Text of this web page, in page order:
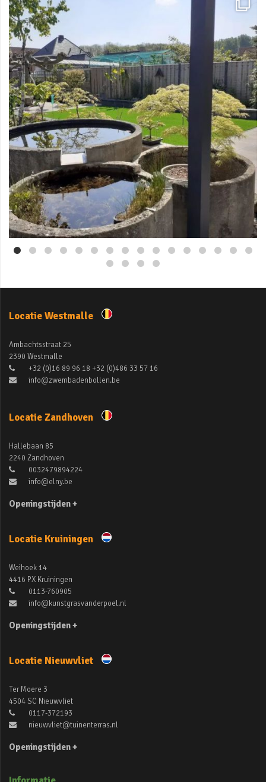
Mei 3
Locatie Westmalle
Ambachtsstraat 25
2390 Westmalle
+32 (0)16 89 96 18 +32 (0)486 33 57 16
info@zwembadenbollen.be
Locatie Zandhoven
Hallebaan 85
2240 Zandhoven
0032479894224
info@elny.be
Openingstijden +
Locatie Kruiningen
Weihoek 14
4416 PX Kruiningen
0113-760905
info@kunstgrasvanderpoel.nl
Openingstijden +
Locatie Nieuwvliet
Ter Moere 3
4504 SC Nieuwvliet
0117-372193
nieuwvliet@tuinenterras.nl
Openingstijden +